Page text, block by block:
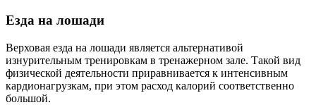
Езда на лошади
Верховая езда на лошади является альтернативой
изнурительным тренировкам в тренажерном зале. Такой вид
физической деятельности приравнивается к интенсивным
кардионагрузкам, при этом расход калорий соответственно
большой.